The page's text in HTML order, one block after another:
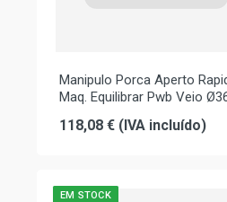
Manipulo Porca Aperto
Maq. Equilibrar Pwb Veio
118,08 € (IVA incluído)
EM STOCK